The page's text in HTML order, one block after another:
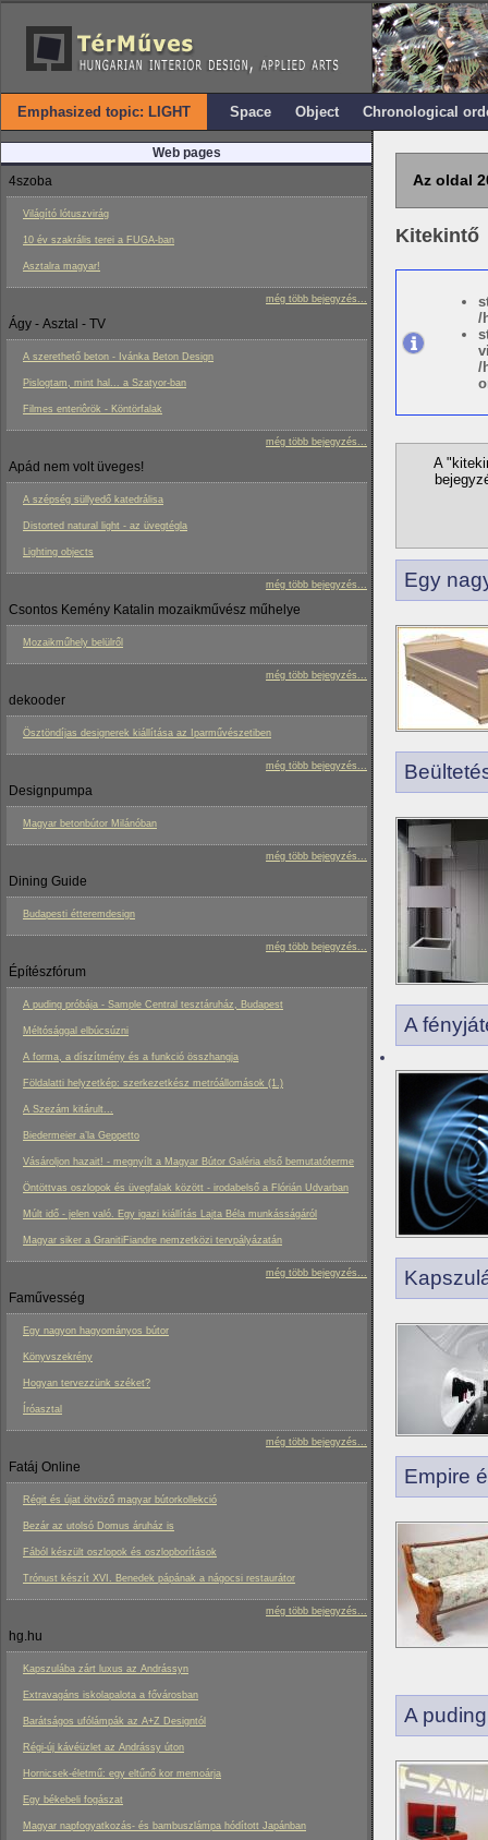
Emphasized topic: LIGHT Space Object Chronological
Web pages
4szoba
Világító lótuszvirág
10 év szakrális terei a FUGA-ban
Asztalra magyar!
még több bejegyzés...
Ágy - Asztal - TV
A szerethető beton - Ivánka Beton Design
Pislogtam, mint hal... a Szatyor-ban
Filmes enteriôrök - Köntörfalak
még több bejegyzés...
Apád nem volt üveges!
A szépség süllyedő katedrálisa
Distorted natural light - az üvegtégla
Lighting objects
még több bejegyzés...
Csontos Kemény Katalin mozaikművész műhelye
Mozaikműhely belülről
még több bejegyzés...
dekooder
Ösztöndíjas designerek kiállítása az Iparművészetiben
még több bejegyzés...
Designpumpa
Magyar betonbútor Milánóban
még több bejegyzés...
Dining Guide
Budapesti étteremdesign
még több bejegyzés...
Építészfórum
A puding próbája - Sample Central tesztáruház, Budapest
Méltósággal elbúcsúzni
A forma, a díszítmény és a funkció összhangja
Földalatti helyzetkép: szerkezetkész metróállomások (1.)
A Szezám kitárult...
Biedermeier a’la Geppetto
Vásároljon hazait! - megnyílt a Magyar Bútor Galéria első bemutatóterme
Öntöttvas oszlopok és üvegfalak között - irodabelső a Flórián Udvarban
Múlt idő - jelen való. Egy igazi kiállítás Lajta Béla munkásságáról
Magyar siker a GranitiFiandre nemzetközi tervpályázatán
még több bejegyzés...
Faművesség
Egy nagyon hagyományos bútor
Könyvszekrény
Hogyan tervezzünk széket?
Íróasztal
még több bejegyzés...
Fatáj Online
Régit és újat ötvöző magyar bútorkollekció
Bezár az utolsó Domus áruház is
Fából készült oszlopok és oszlopborítások
Trónust készít XVI. Benedek pápának a nágocsi restaurátor
még több bejegyzés...
hg.hu
Kapszulába zárt luxus az Andrássyn
Extravagáns iskolapalota a fővárosban
Barátságos ufólámpák az A+Z Designtól
Régi-új kávéüzlet az Andrássy úton
Hornicsek-életmű: egy eltűnő kor memoárja
Egy békebeli fogászat
Magyar napfogyatkozás- és bambuszlámpa hódított Japánban
Az oldal
Kitekintő
/
/
A
Egy
A
Empire
A